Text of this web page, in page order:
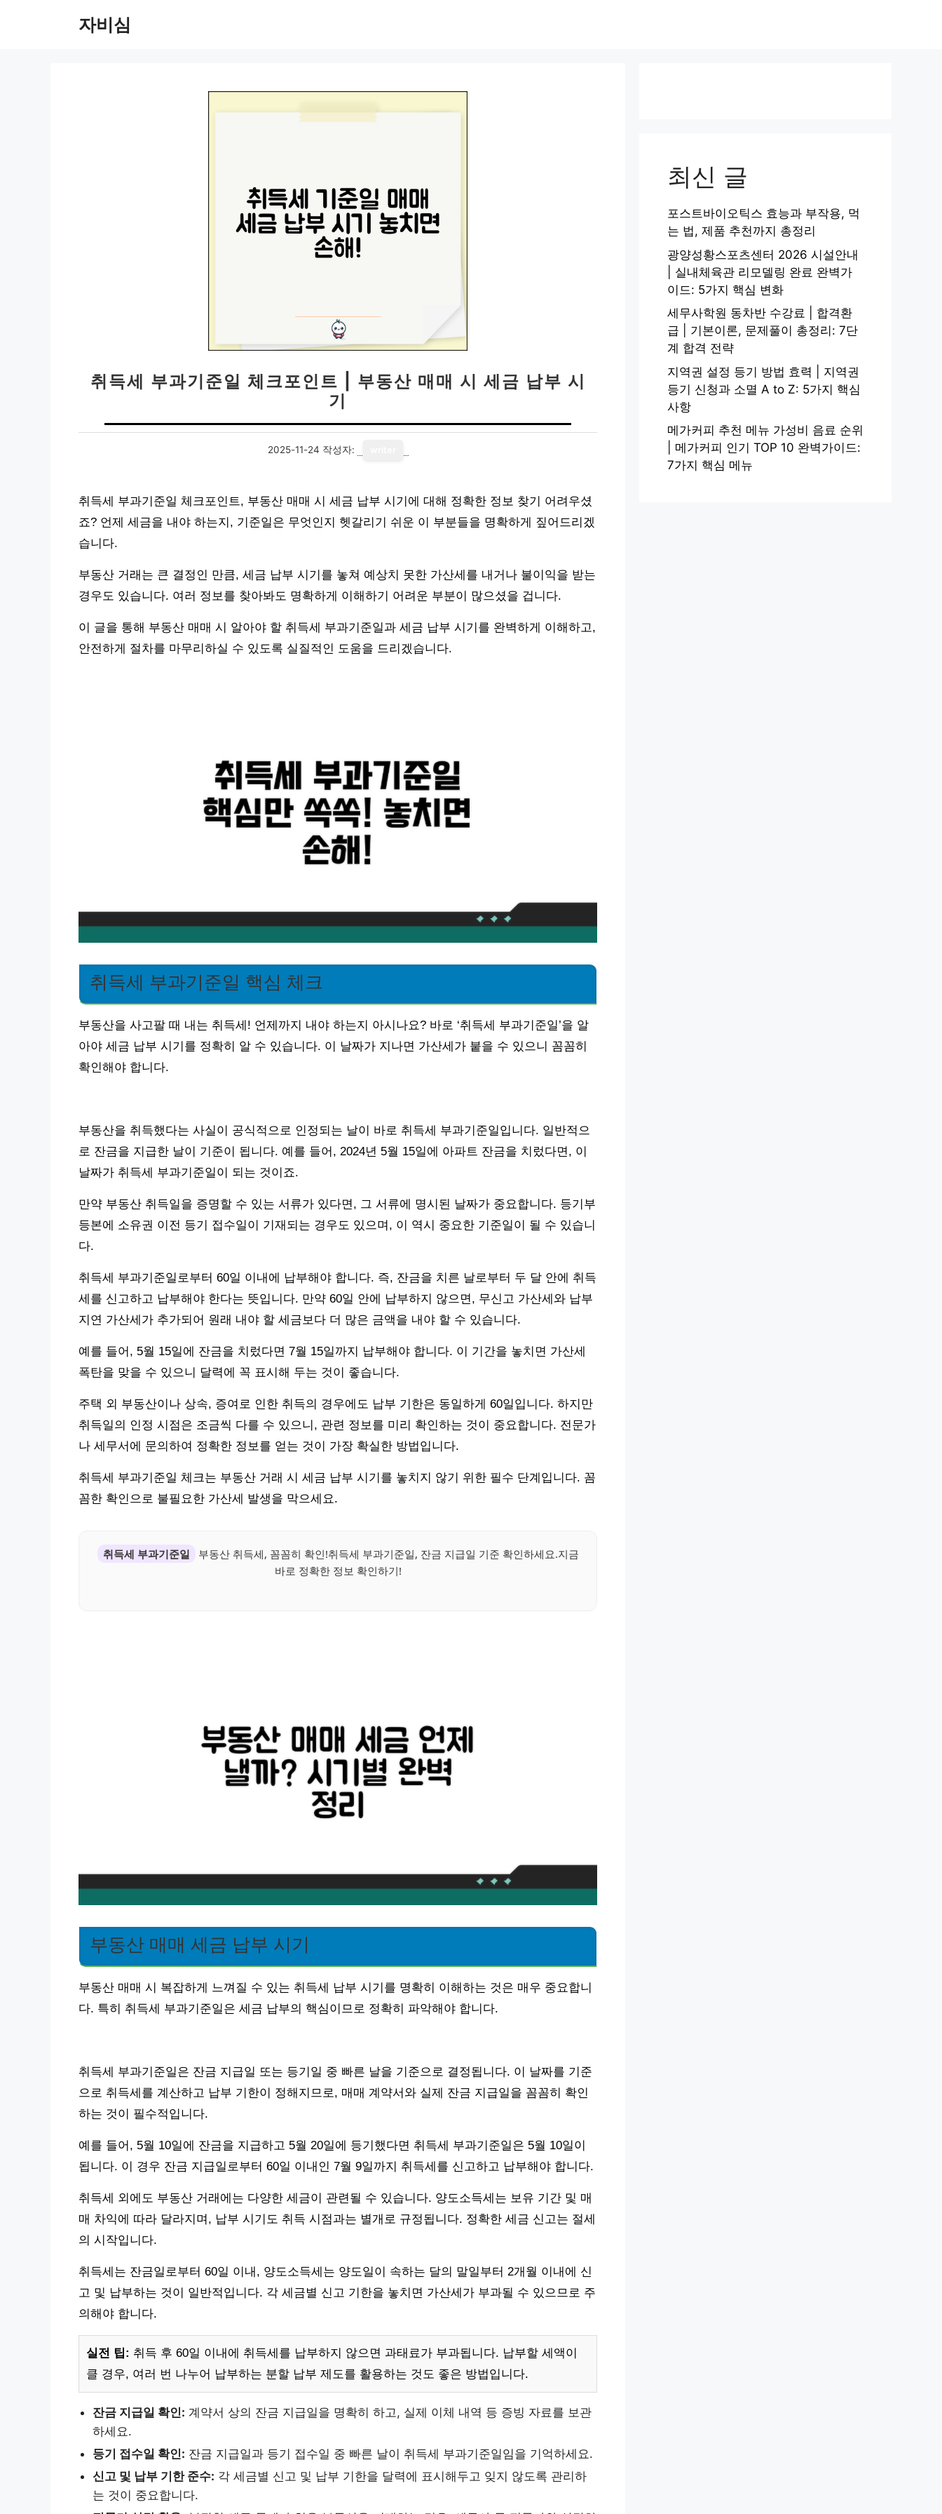
자비심
취득세 부과기준일 체크포인트 | 부동산 매매 시 세금 납부 시
기
2025-11-24 작성자:
취득세 부과기준일 체크포인트, 부동산 매매 시 세금 납부 시기에 대해 정확한 정보 찾기 어려우셨
죠? 언제 세금을 내야 하는지, 기준일은 무엇인지 헷갈리기 쉬운 이 부분들을 명확하게 짚어드리겠
습니다.
부동산 거래는 큰 결정인 만큼, 세금 납부 시기를 놓쳐 예상치 못한 가산세를 내거나 불이익을 받는
경우도 있습니다. 여러 정보를 찾아봐도 명확하게 이해하기 어려운 부분이 많으셨을 겁니다.
이 글을 통해 부동산 매매 시 알아야 할 취득세 부과기준일과 세금 납부 시기를 완벽하게 이해하고,
안전하게 절차를 마무리하실 수 있도록 실질적인 도움을 드리겠습니다.
취득세 부과기준일 핵심 체크
부동산을 사고팔 때 내는 취득세! 언제까지 내야 하는지 아시나요? 바로 ‘취득세 부과기준일’을 알
아야 세금 납부 시기를 정확히 알 수 있습니다. 이 날짜가 지나면 가산세가 붙을 수 있으니 꼼꼼히
확인해야 합니다.
부동산을 취득했다는 사실이 공식적으로 인정되는 날이 바로 취득세 부과기준일입니다. 일반적으
로 잔금을 지급한 날이 기준이 됩니다. 예를 들어, 2024년 5월 15일에 아파트 잔금을 치렀다면, 이
날짜가 취득세 부과기준일이 되는 것이죠.
만약 부동산 취득일을 증명할 수 있는 서류가 있다면, 그 서류에 명시된 날짜가 중요합니다. 등기부
등본에 소유권 이전 등기 접수일이 기재되는 경우도 있으며, 이 역시 중요한 기준일이 될 수 있습니
다.
취득세 부과기준일로부터 60일 이내에 납부해야 합니다. 즉, 잔금을 치른 날로부터 두 달 안에 취득
세를 신고하고 납부해야 한다는 뜻입니다. 만약 60일 안에 납부하지 않으면, 무신고 가산세와 납부
지연 가산세가 추가되어 원래 내야 할 세금보다 더 많은 금액을 내야 할 수 있습니다.
예를 들어, 5월 15일에 잔금을 치렀다면 7월 15일까지 납부해야 합니다. 이 기간을 놓치면 가산세
폭탄을 맞을 수 있으니 달력에 꼭 표시해 두는 것이 좋습니다.
주택 외 부동산이나 상속, 증여로 인한 취득의 경우에도 납부 기한은 동일하게 60일입니다. 하지만
취득일의 인정 시점은 조금씩 다를 수 있으니, 관련 정보를 미리 확인하는 것이 중요합니다. 전문가
나 세무서에 문의하여 정확한 정보를 얻는 것이 가장 확실한 방법입니다.
취득세 부과기준일 체크는 부동산 거래 시 세금 납부 시기를 놓치지 않기 위한 필수 단계입니다. 꼼
꼼한 확인으로 불필요한 가산세 발생을 막으세요.
취득세 부과기준일
부동산 취득세, 꼼꼼히 확인!취득세 부과기준일, 잔금 지급일 기준 확인하세요.지금
바로 정확한 정보 확인하기!
부동산 매매 세금 납부 시기
부동산 매매 시 복잡하게 느껴질 수 있는 취득세 납부 시기를 명확히 이해하는 것은 매우 중요합니
다. 특히 취득세 부과기준일은 세금 납부의 핵심이므로 정확히 파악해야 합니다.
취득세 부과기준일은 잔금 지급일 또는 등기일 중 빠른 날을 기준으로 결정됩니다. 이 날짜를 기준
으로 취득세를 계산하고 납부 기한이 정해지므로, 매매 계약서와 실제 잔금 지급일을 꼼꼼히 확인
하는 것이 필수적입니다.
예를 들어, 5월 10일에 잔금을 지급하고 5월 20일에 등기했다면 취득세 부과기준일은 5월 10일이
됩니다. 이 경우 잔금 지급일로부터 60일 이내인 7월 9일까지 취득세를 신고하고 납부해야 합니다.
취득세 외에도 부동산 거래에는 다양한 세금이 관련될 수 있습니다. 양도소득세는 보유 기간 및 매
매 차익에 따라 달라지며, 납부 시기도 취득 시점과는 별개로 규정됩니다. 정확한 세금 신고는 절세
의 시작입니다.
취득세는 잔금일로부터 60일 이내, 양도소득세는 양도일이 속하는 달의 말일부터 2개월 이내에 신
고 및 납부하는 것이 일반적입니다. 각 세금별 신고 기한을 놓치면 가산세가 부과될 수 있으므로 주
의해야 합니다.
실전 팁: 취득 후 60일 이내에 취득세를 납부하지 않으면 과태료가 부과됩니다. 납부할 세액이
클 경우, 여러 번 나누어 납부하는 분할 납부 제도를 활용하는 것도 좋은 방법입니다.
잔금 지급일 확인: 계약서 상의 잔금 지급일을 명확히 하고, 실제 이체 내역 등 증빙 자료를 보관
하세요.
등기 접수일 확인: 잔금 지급일과 등기 접수일 중 빠른 날이 취득세 부과기준일임을 기억하세요.
신고 및 납부 기한 준수: 각 세금별 신고 및 납부 기한을 달력에 표시해두고 잊지 않도록 관리하
는 것이 중요합니다.
최신 글
포스트바이오틱스 효능과 부작용, 먹
는 법, 제품 추천까지 총정리
광양성황스포츠센터 2026 시설안내
| 실내체육관 리모델링 완료 완벽가
이드: 5가지 핵심 변화
세무사학원 동차반 수강료 | 합격환
급 | 기본이론, 문제풀이 총정리: 7단
계 합격 전략
지역권 설정 등기 방법 효력 | 지역권
등기 신청과 소멸 A to Z: 5가지 핵심
사항
메가커피 추천 메뉴 가성비 음료 순위
| 메가커피 인기 TOP 10 완벽가이드:
7가지 핵심 메뉴